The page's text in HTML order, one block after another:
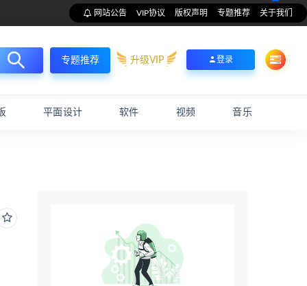
网站公告 VIP协议 版权声明 专题推荐 关于我们
专题推荐 升级VIP 登录
平面设计 软件 视频 音乐